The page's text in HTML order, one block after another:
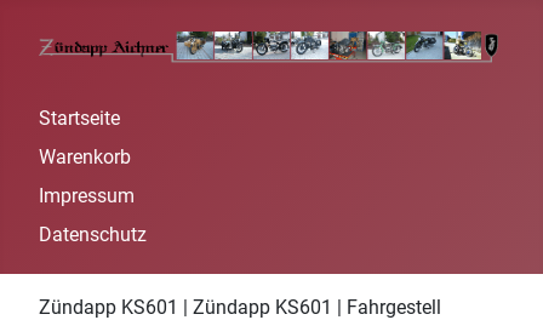
Startseite
Warenkorb
Impressum
Datenschutz
Zündapp KS601 | Zündapp KS601 | Fahrgestell